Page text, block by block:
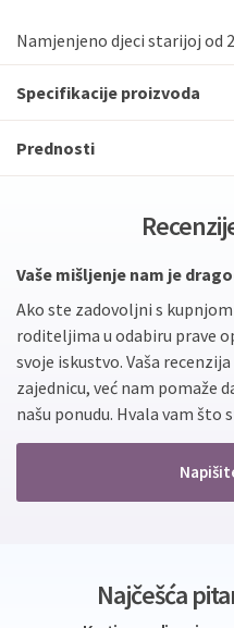
Namjenjeno djeci starijoj od
Specifikacije proizvoda
Prednosti
Vaše mišljenje nam je
Ako ste zadovoljni s
roditeljima u odabiru prave
svoje iskustvo. Vaša
zajednicu, već nam pomaže
našu ponudu. Hvala vam što
Najčešća